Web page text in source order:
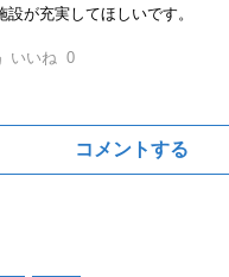
設が充実してほしいです。
0
コメントする